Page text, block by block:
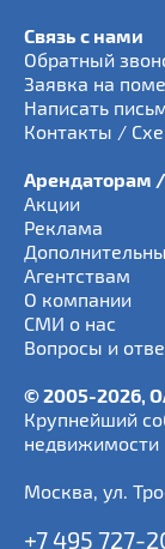
Связь с нами
Обратный
Заявка на
Написать
Контакты /
Арендаторам
Акции
Реклама
Агентствам
О компании
СМИ о нас
Вопросы и
© 2005-2026,
Крупнейший
недвижимости
Москва, ул.
+7 495 727-